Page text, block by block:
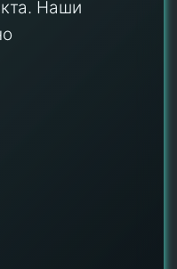
Наши